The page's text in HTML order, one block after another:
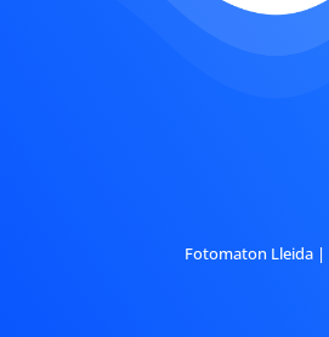
Fotomaton Lleida|